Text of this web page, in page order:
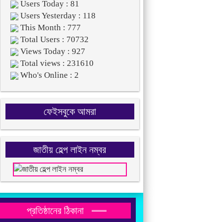
Users Today : 81
Users Yesterday : 118
This Month : 777
Total Users : 70732
Views Today : 927
Total views : 231610
Who's Online : 2
ফেইসবুকে আমরা
জাতীয় হেল্প লাইন নম্বর
প্রতিষ্ঠানের ঠিকানা